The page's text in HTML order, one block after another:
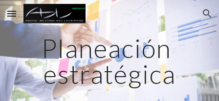
Skip to main content Skip to navigation
Planeación
estratégica